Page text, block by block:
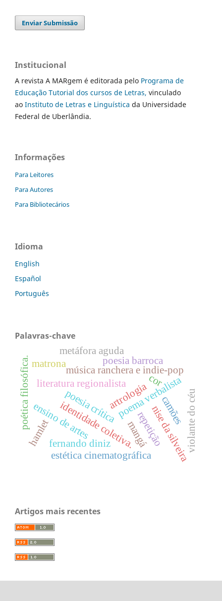
Enviar Submissão
Institucional
A revista A MARgem é editorada pelo Programa de
Educação Tutorial dos cursos de Letras, vinculado
ao Instituto de Letras e Linguística da Universidade
Federal de Uberlândia.
Informações
Para Leitores
Para Autores
Para Bibliotecários
Idioma
English
Español
Português
Palavras-chave
poema verbalista
poesia crítica
literatura regionalista
identidade coletiva.
poética filosófica.
estética cinematográfica
cor
nise da silveira
fernando diniz
ensino de artes
música ranchera e indie-pop
artrologia
repetição
poesia barroca
metáfora aguda
camões violante do céu
matrona
hamlet mangá
Artigos mais recentes